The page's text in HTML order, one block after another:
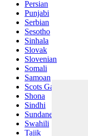
Persian
Punjabi
Serbian
Sesotho
Sinhala
Slovak
Slovenian
Somali
Samoan
Scots Gaelic
Shona
Sindhi
Sundanese
Swahili
Tajik